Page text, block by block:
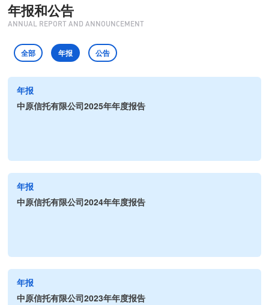
年报和公告
ANNUAL REPORT AND ANNOUNCEMENT
全部 年报 公告
年报
中原信托有限公司2025年年度报告
年报
中原信托有限公司2024年年度报告
年报
中原信托有限公司2023年年度报告